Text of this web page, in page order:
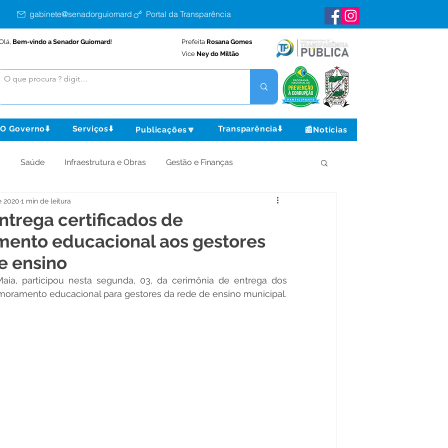
gabinete@senadorguiomard.ac.gov.brPortal da Transparência
Bem-vindo a Senador Guiomard! Prefeita Rosana Gomes
Vice Ney do Miltão
O Governo⬇️ Serviços⬇️ Publicações🔽 Transparência⬇️ 📰Notícias
Saúde Infraestrutura e Obras Gestão e Finanças
Assistência Social Institucional e Governo
e Lazer Nota de Pesar Campanhas Datas Comemorativas
Convênios e Parcerias Comunicado Nota de Esclarecimento
certificados de
educacional aos gestores
ensino
2020 1 min de leitura
participou nesta segunda, 03, da cerimônia de entrega dos
educacional para gestores da rede de ensino municipal.